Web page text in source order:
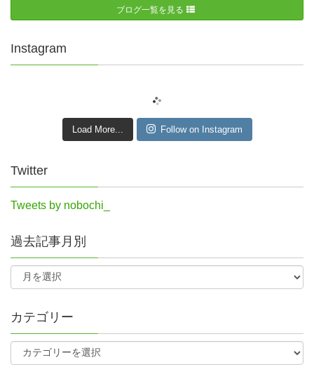
ブログ一覧を見る
Instagram
Load More... Follow on Instagram
Twitter
Tweets by nobochi_
過去記事月別
カテゴリー